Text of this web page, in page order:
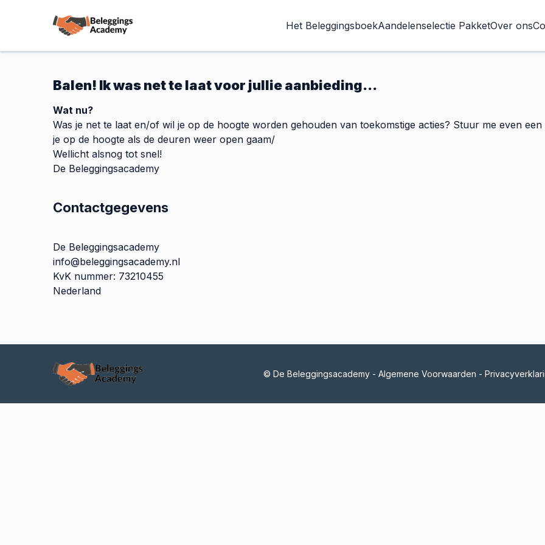
Het BeleggingsboekAandelenselectie PakketOver ons
Balen! Ik was net te laat voor jullie aanbieding...
Wat nu?
Was je net te laat en/of wil je op de hoogte worden gehouden van toekomstige acties? Stuur me even
je op de hoogte als de deuren weer open gaam/
Wellicht alsnog tot snel!
De Beleggingsacademy
Contactgegevens
De Beleggingsacademy
info@beleggingsacademy.nl
KvK nummer: 73210455
Nederland
© De Beleggingsacademy - Algemene Voorwaarden -